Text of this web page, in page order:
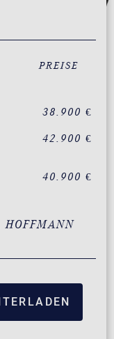
PREISE
38.900 €
42.900 €
40.900 €
HOFFMANN